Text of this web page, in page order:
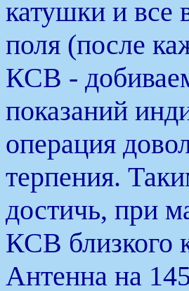
катушки и все
поля (после
КСВ -
показаний
операция
терпения.
достичь, при
КСВ близкого
Антенна на